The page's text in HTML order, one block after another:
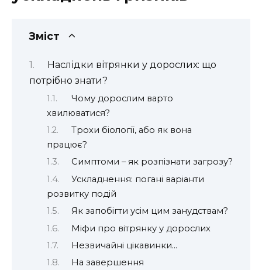
Зміст
Наслідки вітрянки у дорослих: що
потрібно знати?
Чому дорослим варто
хвилюватися?
Трохи біології, або як вона
працює?
Симптоми – як розпізнати загрозу?
Ускладнення: погані варіанти
розвитку подій
Як запобігти усім цим занудствам?
Міфи про вітрянку у дорослих
Незвичайні цікавинки…
На завершення